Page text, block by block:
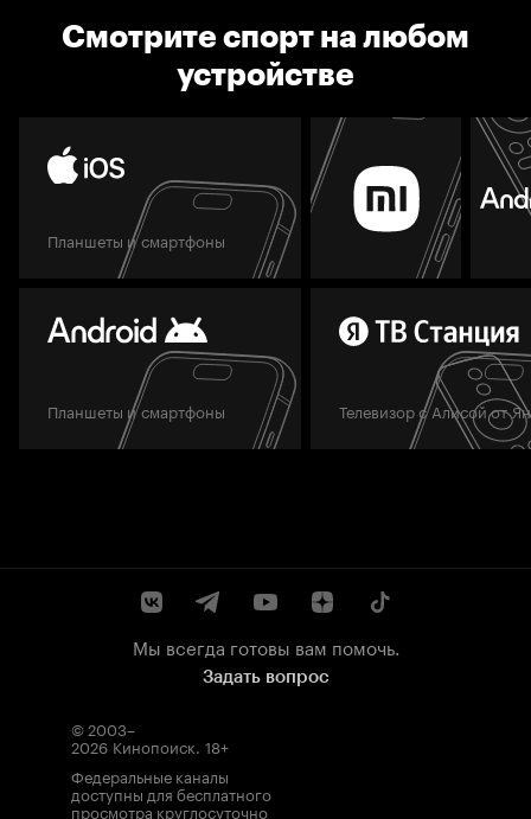
Смотрите спорт на любом
устройстве
Планшеты и смартфоны
Планшеты и смартфоны Телевизор с Алисой от
Мы всегда готовы вам помочь.
Задать вопрос
© 2003–
2026 Кинопоиск. 18+
Федеральные каналы
доступны для бесплатного
просмотра круглосуточно